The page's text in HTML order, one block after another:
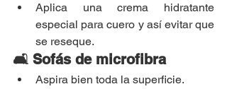
Aplica una crema hidratante
especial para cuero y así evitar que
se reseque.
🛋 Sofás de microfibra
Aspira bien toda la superficie.